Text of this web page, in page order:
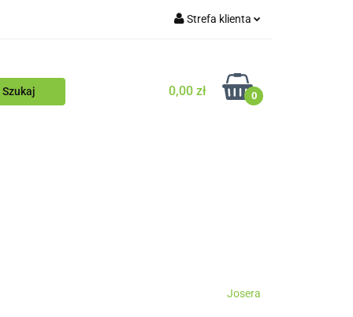
Strefa klienta
Zarejestruj się
Dodaj zgłoszenie
0,00 zł 0
Josera